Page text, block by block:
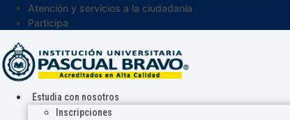
Atención y servicios a la ciudadanía
Participa
Estudia con nosotros
Inscripciones